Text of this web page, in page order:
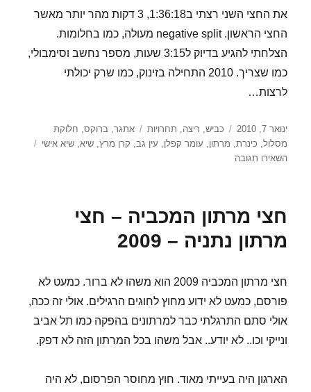
את החצי השני רצתי ב1:36:18, 3 דקות מהר יותר מאשר
החצי הראשון. negative split מעולה, כמו בחלומות.
הצלחתי להגיע בדיוק ל3:15 שעות, מספר נחשב וסימבולי,
כמו שצריך. 2010 התחילה בזינוק, כמו שרק יכולתי
לרצות…
פורסם
בתאריך
ינואר 7, 2010 קטגוריות
כביש, ריצה, תחרויות תגיות
אתגר,ברוקס, חלוקת
מסלול, כינרת, מרתון, עומר קפלן, עין גב, קרן מרץ,שיא,שיא אישי
השאירו תגובה
–
–
אישי
:)
חצי מרתון המכביה – חצי
מרתון נתניה – 2009
חצי מרתון המכביה 2009 הוא משהו לא ברור. כמעט לא
פורסם, כמעט לא ידוע מחוץ לחוגים הרגילים. אולי זה ככה,
אולי סתם התרגלתי כבר למרתונים בהפקה כמו תל אביב
ונייקי וכו.. לא יודע.. אבל משהו בכל המרתון הזה לא דפק.
הארגון היה בעייתי מאוד. חוץ מחוסר הפרסום, לא היה